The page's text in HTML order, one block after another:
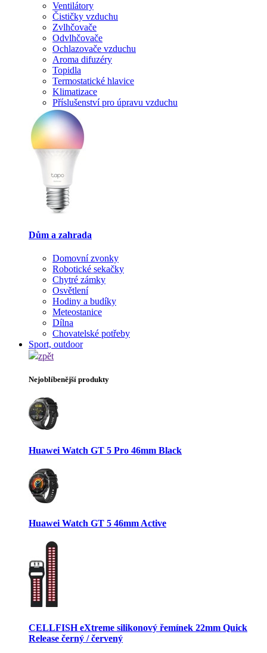
Ventilátory
Čističky vzduchu
Zvlhčovače
Odvlhčovače
Ochlazovače vzduchu
Aroma difuzéry
Topidla
Termostatické hlavice
Klimatizace
Příslušenství pro úpravu vzduchu
Dům a zahrada
Domovní zvonky
Robotické sekačky
Chytré zámky
Osvětlení
Hodiny a budíky
Meteostanice
Dílna
Chovatelské potřeby
Sport, outdoor
zpět
Nejoblíbenější produkty
Huawei Watch GT 5 Pro 46mm Black
Huawei Watch GT 5 46mm Active
CELLFISH eXtreme silikonový řemínek 22mm Quick
Release černý / červený